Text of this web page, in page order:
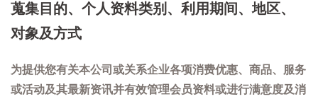
蒐集目的、个人资料类别、利用期间、地区、
对象及方式
为提供您有关本公司或关系企业各项消费优惠、商品、服务
或活动及其最新资讯并有效管理会员资料或进行满意度及消